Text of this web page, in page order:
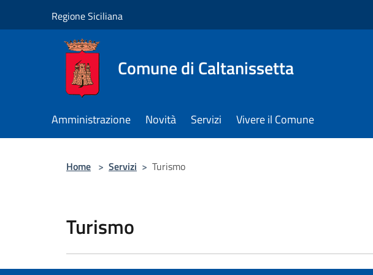
Regione Siciliana
Comune di Caltanissetta
Amministrazione Novità Servizi Vivere il Comune
Home > Servizi > Turismo
Turismo